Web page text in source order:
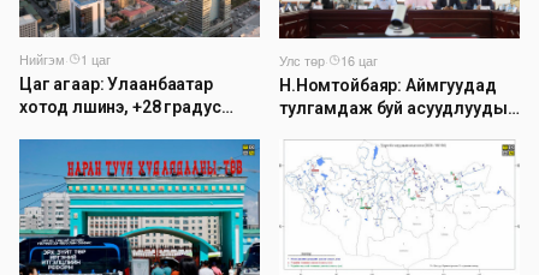
Нийгэм·
1 цаг
Цаг агаар: Улаанбаатар
хотод үүлшинэ, +28 градус
Улс төр·
16 цаг
Н.Номтойбаяр: Аймгуудад
тулгамдаж буй асуудлуудыг
газрын хуралдаанд
танилцуулж, шийдвэрлүүлнэ